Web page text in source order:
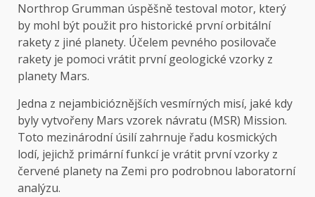
Northrop Grumman úspěšně testoval motor, který
by mohl být použit pro historické první orbitální
rakety z jiné planety. Účelem pevného posilovače
rakety je pomoci vrátit první geologické vzorky z
planety Mars.
Jedna z nejambicióznějších vesmírných misí, jaké kdy
byly vytvořeny Mars vzorek návratu (MSR) Mission.
Toto mezinárodní úsilí zahrnuje řadu kosmických
lodí, jejichž primární funkcí je vrátit první vzorky z
červené planety na Zemi pro podrobnou laboratorní
analýzu.